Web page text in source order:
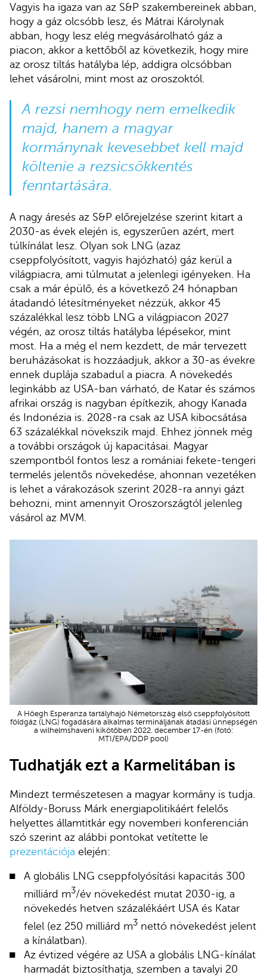
Vagyis ha igaza van az S&P szakembereinek abban,
hogy a gáz olcsóbb lesz, és Mátrai Károlynak
abban, hogy lesz elég megvásárolható gáz a
piacon, akkor a kettőből az következik, hogy mire
az orosz tiltás hatályba lép, addigra olcsóbban
lehet vásárolni, mint most az oroszoktól.
A rezsi nemhogy nem emelkedik
majd, hanem a magyar
kormánynak kevesebbet kell majd
költenie a rezsicsökkentés
fenntartására.
A nagy áresés az S&P előrejelzése szerint kitart a
2030-as évek elején is, egyszerűen azért, mert
túlkínálat lesz. Olyan sok LNG (azaz
cseppfolyósított, vagyis hajózható) gáz kerül a
világpiacra, ami túlmutat a jelenlegi igényeken. Ha
csak a már épülő, és a következő 24 hónapban
átadandó létesítményeket nézzük, akkor 45
százalékkal lesz több LNG a világpiacon 2027
végén, az orosz tiltás hatályba lépésekor, mint
most. Ha a még el nem kezdett, de már tervezett
beruházásokat is hozzáadjuk, akkor a 30-as évekre
ennek duplája szabadul a piacra. A növekedés
leginkább az USA-ban várható, de Katar és számos
afrikai ország is nagyban építkezik, ahogy Kanada
és Indonézia is. 2028-ra csak az USA kibocsátása
63 százalékkal növekszik majd. Ehhez jönnek még
a további országok új kapacitásai. Magyar
szempontból fontos lesz a romániai fekete-tengeri
termelés jelentős növekedése, ahonnan vezetéken
is lehet a várakozások szerint 2028-ra annyi gázt
behozni, mint amennyit Oroszországtól jelenleg
vásárol az MVM.
A Höegh Esperanza tartályhajó Németország első cseppfolyósított
földgáz (LNG) fogadására alkalmas termináljának átadási ünnepségén
a wilhelmshaveni kikötőben 2022. december 17-én (fotó:
MTI/EPA/DDP pool)
Tudhatják ezt a Karmelitában is
Mindezt természetesen a magyar kormány is tudja.
Alföldy-Boruss Márk energiapolitikáért felelős
helyettes államtitkár egy novemberi konferencián
szó szerint az alábbi pontokat vetítette le
prezentációja elején:
A globális LNG cseppfolyósítási kapacitás 300
milliárd m3/év növekedést mutat 2030-ig, a
növekedés hetven százalékáért USA és Katar
felel (ez 250 milliárd m3 nettó növekedést jelent
a kínálatban).
Az évtized végére az USA a globális LNG-kínálat
harmadát biztosíthatja, szemben a tavalyi 20